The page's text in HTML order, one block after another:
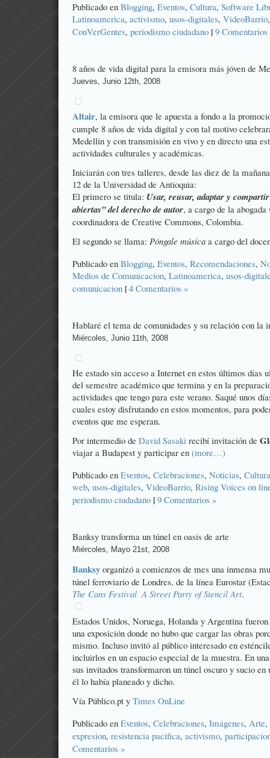
Publicado en Blogging, Eventos, Cultura, Software
Latinoamerica, activismo, usos-digitales, VideoBarrio
ConVerGentes, periodismo ciudadano | 9 Comentarios
8 años de vida digital para la emisora más jóven de
Jueves, Junio 12th, 2008
Altair, la emisora que le apuesta a fondo a la
cumple 8 años de vida digital y con tal motivo
Medellín y con transmisión en vivo y en directo una
actividades culturales y académicas.
Iniciarán con tres talleres, desde las diez de la
12 de la Universidad de Antioquia:
El primero se titula: Usar, reusar, adaptar y
abiertas” del derecho de autor, a cargo de la abogada
coordinadora de Creative Commons, Colombia.
El segundo se llama: Póngale música a cargo del
Publicado en Blogging, Eventos, Recomendaciones,
Medios de Comunicacion, Latinoamerica, usos-
comunicacion | 4 Comentarios »
Hablaré el tema de comunidades y su relación con la
Miércoles, Junio 11th, 2008
He estado sin acceso a Internet en estos últimos días
del semestre académico que termina y en la
actividades que tengo para este verano. Saqué unos
cuales estoy disfrutando en estos momentos, para
eventos que me esperan.
Por intermedio de David Sasaki recibí invitación de
viajar a Budapest y participar en (more…)
Publicado en Eventos, Celebraciones, Noticias, Cultura
web, usos-digitales, VideoBarrio, Rising Voices on
periodismo ciudadano | 9 Comentarios »
Banksy transforma un túnel en oasis de arte
Miércoles, Mayo 21st, 2008
Banksy organizó a comienzos de mes una inmensa
túnel ferroviario de Londres, de la línea Eurostar
The Cans Festival  A Street Party of Stencil Art.
Estados Unidos, Noruega, Holanda y Argentina
una exposición donde no hubo que cargar las obras
mismo. Incluso invitó al público interesado en
incluirlos en un espacio especial de la muestra. En
sus invitados transformaron un túnel oscuro y sucio en
él lo había planeado y dicho.
Vía Público.pt y Times OnLine
Publicado en Eventos, Celebraciones, Imágenes, Arte,
expresion, resistencia pacifica, activismo,
Comentarios »